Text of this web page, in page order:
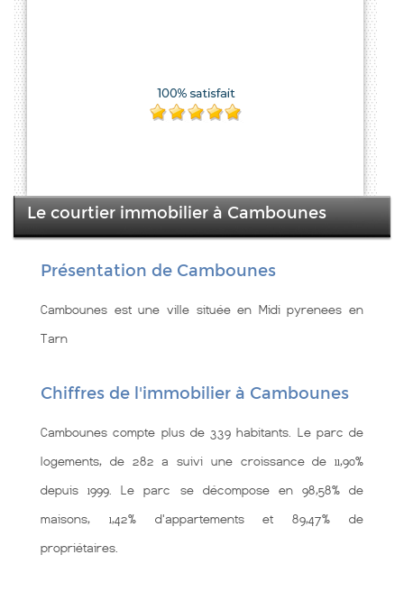
Le courtier immobilier à Cambounes
Présentation de Cambounes
Cambounes est une ville située en Midi pyrenees en
Tarn
Chiffres de l'immobilier à Cambounes
Cambounes compte plus de 339 habitants. Le parc de
logements, de 282 a suivi une croissance de 11,90%
depuis 1999. Le parc se décompose en 98,58% de
maisons, 1,42% d'appartements et 89,47% de
propriétaires.